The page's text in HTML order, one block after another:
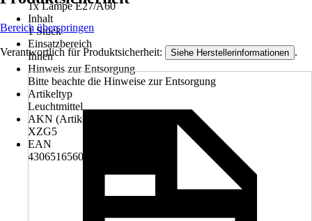
1x Lampe E27/A60
Inhalt
1 Stück
Einsatzbereich
Innen
Hinweis zur Entsorgung
Bitte beachte die Hinweise zur Entsorgung
Artikeltyp
Leuchtmittel
AKN (Artikelkurznummer)
XZG5
EAN
4306516560349
Bereich überspringen
Verantwortlich für Produktsicherheit: Siehe Herstellerinformationen .